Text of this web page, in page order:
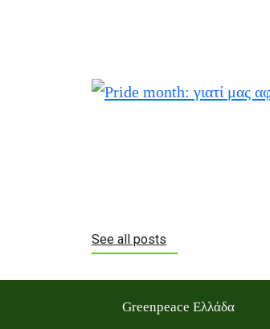
See all posts
Greenpeace Ελλάδα